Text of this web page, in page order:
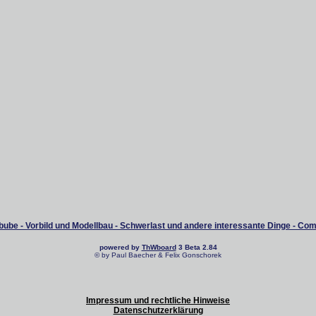
- Vorbild und Modellbau - Schwerlast und andere interessante Dinge -
powered by ThWboard3 Beta 2.84
© by Paul Baecher & Felix Gonschorek
Impressum und rechtliche Hinweise
Datenschutzerklärung